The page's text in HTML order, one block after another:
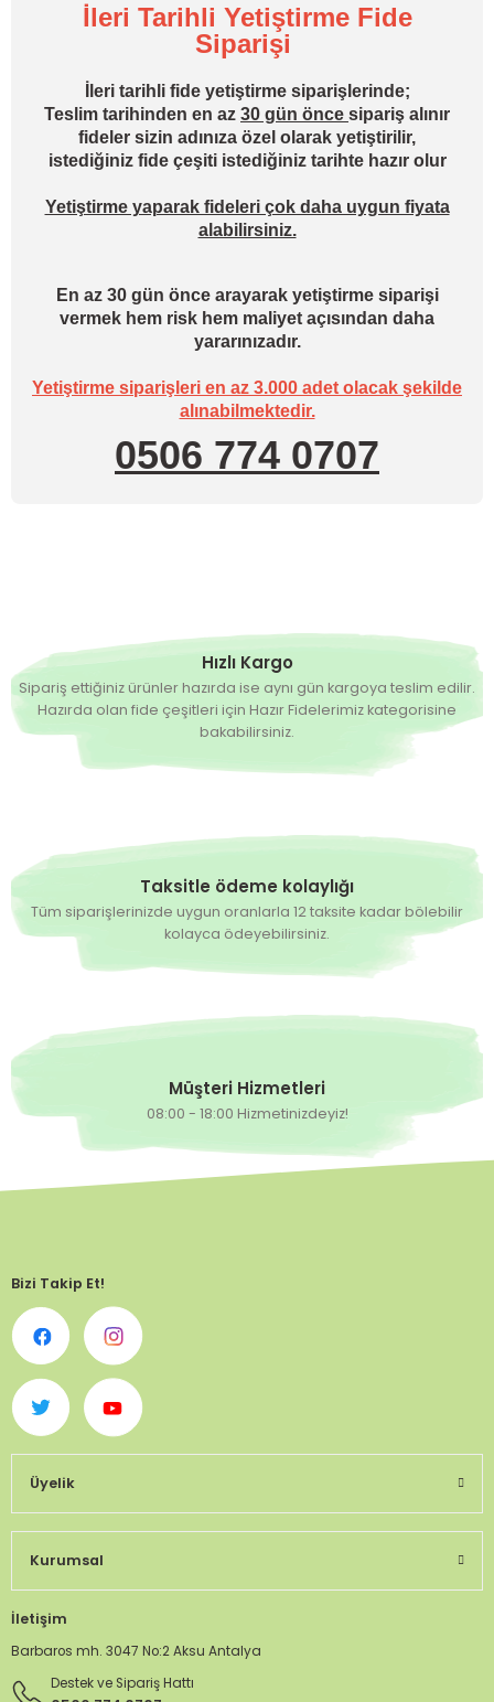
İleri Tarihli Yetiştirme Fide
Siparişi
İleri tarihli fide yetiştirme siparişlerinde;
Teslim tarihinden en az 30 gün önce sipariş alınır
fideler sizin adınıza özel olarak yetiştirilir,
istediğiniz fide çeşiti istediğiniz tarihte hazır olur
Yetiştirme yaparak fideleri çok daha uygun fiyata
alabilirsiniz.
En az 30 gün önce arayarak yetiştirme siparişi
vermek hem risk hem maliyet açısından daha
yararınızadır.
Yetiştirme siparişleri en az 3.000 adet olacak şekilde
alınabilmektedir.
0506 774 0707
Hızlı Kargo
Sipariş ettiğiniz ürünler hazırda ise aynı gün kargoya teslim edilir.
Hazırda olan fide çeşitleri için Hazır Fidelerimiz kategorisine
bakabilirsiniz.
Taksitle ödeme kolaylığı
Tüm siparişlerinizde uygun oranlarla 12 taksite kadar bölebilir
kolayca ödeyebilirsiniz.
Müşteri Hizmetleri
08:00 - 18:00 Hizmetinizdeyiz!
Bizi Takip Et!
Üyelik
Kurumsal
İletişim
Barbaros mh. 3047 No:2 Aksu Antalya
Destek ve Sipariş Hattı